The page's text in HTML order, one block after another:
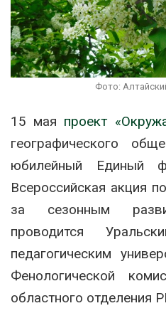
Фото:
15 мая проект
географического
юбилейный Единый
Всероссийская акция
за сезонным
проводится
педагогическим
Фенологической
областного отделения